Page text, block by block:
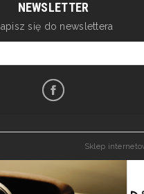
NEWSLETTER
się do newslettera
Sklep